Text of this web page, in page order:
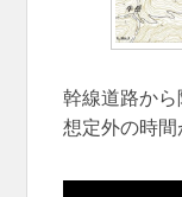
幹線道路から
想定外の時間